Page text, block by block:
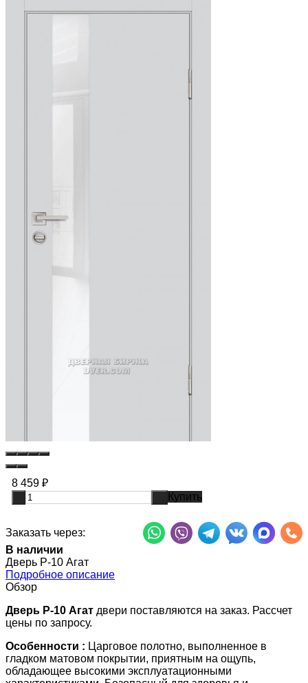
8 459 ₽
Купить
Заказать через:
В наличии
Дверь P-10 Агат
Подробное описание
Обзор
Дверь P-10 Агат двери поставляются на заказ. Рассчет
цены по запросу.
Особенности : Царговое полотно, выполненное в
гладком матовом покрытии, приятным на ощупь,
обладающее высокими эксплуатационными